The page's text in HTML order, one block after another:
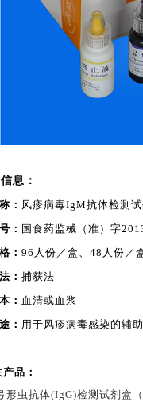
息：
： 风疹病毒IgM抗体检测
： 国食药监械（准）字
： 96人份／盒、48人份／
： 捕获法
： 血清或血浆
： 用于风疹病毒感染的辅
品：
形虫抗体(IgG)检测试剂盒